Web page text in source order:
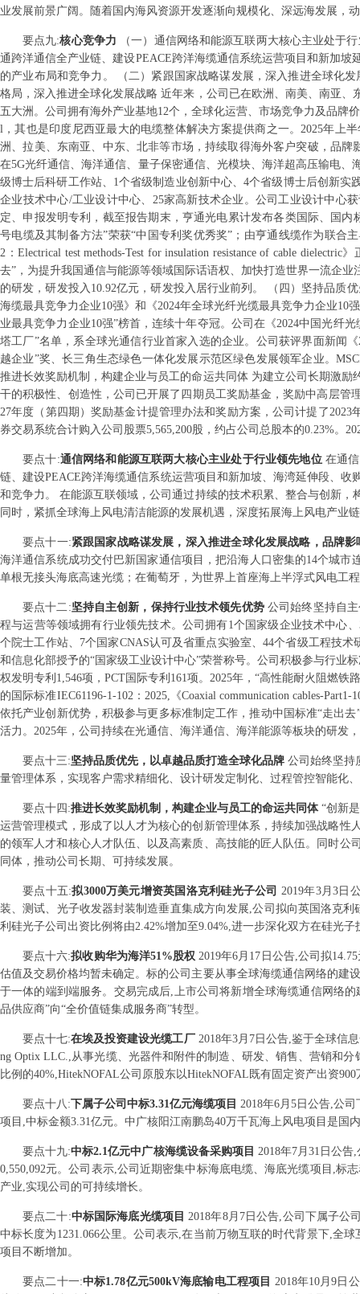
业发展前景广阔。随着国内海风资源开发逐渐向规模化、深远海发展，
要点九:核心竞争力
（一）通信网络和能源互联两大核心主业处于
通跨洋通信全产业链、建设PEACE跨洋海缆通信系统运营项目和新加
的产业布局和竞争力。 （二）紧跟国家战略谋发展，深入推进全球化
格局，深入推进全球化发展战略 近年来，公司已在欧洲、南美、南亚
五大洲。公司拥有海外产业基地12个，全球化运营、市场竞争力及品牌
l，其也是印度尼西亚最大的电缆整体解决方案提供商之一。2025年上
洲、拉美、东南亚、中东、北非等市场，持续取得海外客户突破，品
在5G光纤通信、海洋通信、量子保密通信、光模块、海洋超高压输电
级博士后科研工作站、1个省级制造业创新中心、4个省级博士后创新
企业技术中心/工业设计中心、25家高新技术企业。公司工业设计中心
定、申报发明专利，截至报告期末，亨通光电累计发布各类国际、国内
号电缆及其制备方法”荣获“中国专利奖优秀奖”；由亨通线缆作为联合主
2：Electrical test methods-Test for insulation resistance of cable
去”，为提升我国通信与能源等领域国际话语权、加快打造世界一流企
的研发，研发投入10.92亿元，研发投入居行业前列。 （四）坚持品质
海缆最具竞争力企业10强》和《2024年全球光纤光缆最具竞争力企业
业最具竞争力企业10强”榜首，连续十年夺冠。公司在《2024中国光纤
塔工厂”名单，系全球光通信行业首家入选的企业。公司获评界面新闻
越企业”奖、长三角生态绿色一体化发展示范区绿色发展领军企业。
推进长效奖励机制，构建企业与员工的命运共同体 为建立公司长期激
干的积极性、创造性，公司已开展了四期员工奖励基金，奖励中高层管
27年度（第四期）奖励基金计提管理办法和奖励方案，公司计提了2023
券交易系统合计购入公司股票5,565,200股，约占公司总股本的0.23%。
要点十:通信网络和能源互联两大核心主业处于行业领先地位 在通
链、建设PEACE跨洋海缆通信系统运营项目和新加坡、海湾延伸段、
和竞争力。 在能源互联领域，公司通过持续的技术积累、整合与创新
同时，紧抓全球海上风电清洁能源的发展机遇，深度拓展海上风电产业
要点十一:紧跟国家战略谋发展，深入推进全球化发展战略，品牌
海洋通信系统成功交付巴新国家通信项目，把沿海人口密集的14个城
单根无接头海底高速光缆；在葡萄牙，为世界上首座海上半浮式风电
要点十二:坚持自主创新，保持行业技术领先优势公司始终坚持自
程与运营等领域拥有行业领先技术。公司拥有1个国家级企业技术中心
个院士工作站、7个国家CNAS认可及省重点实验室、44个省级工程技
和信息化部授予的“国家级工业设计中心”荣誉称号。公司积极参与行业
权发明专利1,546项，PCT国际专利161项。2025年，“高性能耐火阻燃
的国际标准IEC61196-1-102：2025,《Coaxial communication cables-
依托产业创新优势，积极参与更多标准制定工作，推动中国标准“走出
活力。2025年，公司持续在光通信、海洋通信、海洋能源等板块的研发
要点十三:坚持品质优先，以卓越品质打造全球化品牌 公司始终坚持
量管理体系，实现客户需求精细化、设计研发定制化、过程管控智能化
要点十四 :推进长效奖励机制，构建企业与员工的命运共同体 “创新
运营管理模式，形成了以人才为核心的创新管理体系，持续加强战略
的领军人才和核心人才队伍、以及高素质、高技能的匠人队伍。同时
同体，推动公司长期、可持续发展。
要点十五:拟3000万美元增资英国洛克利硅光子公司2019年3月3日
装、测试、光子收发器封装制造垂直集成方向发展,公司拟向英国洛克
利硅光子公司出资比例将由2.42%增加至9.04%,进一步深化双方在硅光子
要点十六:拟收购华为海洋51%股权2019年6月17日公告,公司拟
估值及交易价格均暂未确定。标的公司主要从事全球海缆通信网络的建
于一体的端到端服务。交易完成后,上市公司将新增全球海缆通信网络
品供应商”向“全价值链集成服务商”转型。
要点十七:在埃及投资建设光缆工厂 2018年3月7日公告,鉴于全球信
ng Optix LLC.,从事光缆、光器件和附件的制造、研发、销售、营销和
比例的40%,HitekNOFAL公司原股东以HitekNOFAL既有固定资产出资
要点十八 :下属子公司中标3.31亿元海缆项目2018年6月5日公告,公
项目,中标金额3.31亿元。中广核阳江南鹏岛40万千瓦海上风电项目是国
要点十九:中标2.1亿元中广核海缆设备采购项目 2018年7月31日公
0,550,092元。公司表示,公司近期密集中标海底电缆、海底光缆项目,标
产业,实现公司的可持续增长。
要点二十:中标国际海底光缆项目2018年8月7日公告,公司下属子公
中标长度为1231.066公里。公司表示,在当前万物互联的时代背景下,全
项目不断增加。
要点二十一:中标1.78亿元500kV海底输电工程项目 2018年10月9日